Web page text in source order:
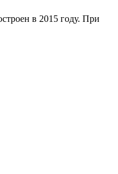
в 2015 году. При